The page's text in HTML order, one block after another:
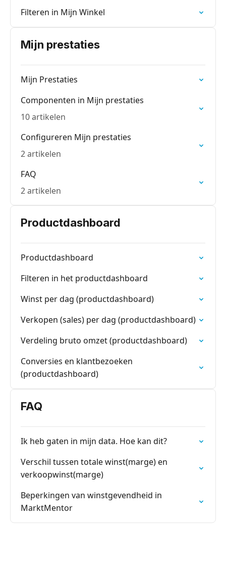
Filteren in Mijn Winkel
Mijn prestaties
Mijn Prestaties
Componenten in Mijn prestaties
10 artikelen
Configureren Mijn prestaties
2 artikelen
FAQ
2 artikelen
Productdashboard
Productdashboard
Filteren in het productdashboard
Winst per dag (productdashboard)
Verkopen (sales) per dag (productdashboard)
Verdeling bruto omzet (productdashboard)
Conversies en klantbezoeken
(productdashboard)
FAQ
Ik heb gaten in mijn data. Hoe kan dit?
Verschil tussen totale winst(marge) en
verkoopwinst(marge)
Beperkingen van winstgevendheid in
MarktMentor